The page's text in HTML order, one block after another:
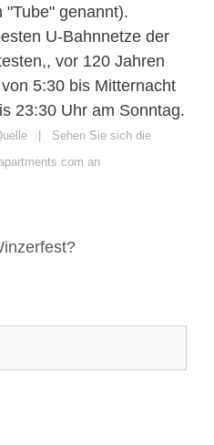
"Tube" genannt).
U-Bahnnetze der
vor 120 Jahren
5:30 bis Mitternacht
23:30 Uhr am Sonntag.
| Sehen Sie sich die
an